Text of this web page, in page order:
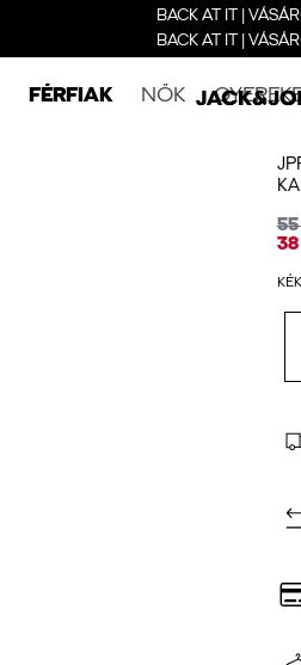
BACK AT IT |
BACK AT IT |
FÉRFIAK NŐK
55
38